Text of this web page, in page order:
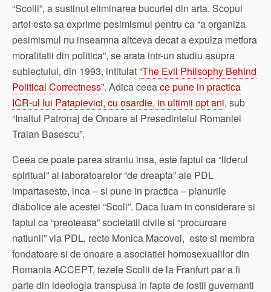
“Scolii”, a sustinut eliminarea bucuriei din arta. Scopul
artei este sa exprime pesimismul pentru ca “a organiza
pesimismul nu inseamna altceva decat a expulza metfora
moralitatii din politica”, se arata intr-un studiu asupra
subiectului, din 1993, intitulat“The Evil Philsophy Behind
Political Correctness”. Adica ceeace pune in practica
ICR-ul lui Patapievici, cu osardie, in ultimii opt ani, sub
“Inaltul Patronaj de Onoare al Presedintelui Romaniei
Traian Basescu”.
Ceea ce poate parea straniu insa, este faptul ca “liderul
spiritual” al laboratoarelor “de dreapta” ale PDL
impartaseste, inca – si pune in practica – planurile
diabolice ale acestei “Scoli”. Daca luam in considerare si
faptul ca “preoteasa” societatii civile si “procuroare
natiunii” via PDL, recte Monica Macovei, este si membra
fondatoare si de onoare a asociatiei homosexualilor din
Romania ACCEPT, tezele Scolii de la Franfurt par a fi
parte din ideologia transpusa in fapte de fostii guvernanti